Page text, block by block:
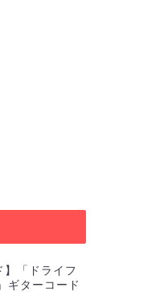
】「ドライフ
ギターコード